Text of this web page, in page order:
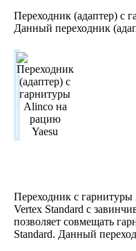
Переходник (адаптер) с
Данный переходник
Переходник с
Vertex Standard с
позволяет совмещать
Standard. Данный